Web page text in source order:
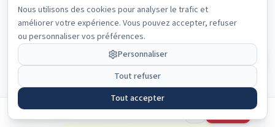
Nous utilisons des cookies pour analyser le trafic et
améliorer votre expérience. Vous pouvez accepter, refuser
ou personnaliser vos préférences.
Personnaliser
Tout refuser
Tout accepter
✓ Vous avez maintenant une
vision claire du sujet traité.
BRUCE — DÉPÔT DE DOSSIER
Vous suspectez une fuite ou un dégât
des eaux ?
Bruce vous permet d'envoyer vos photos, vidéos et
explications avant étude du dossier.
Cet article vous a été utile ? Articles
FAQ